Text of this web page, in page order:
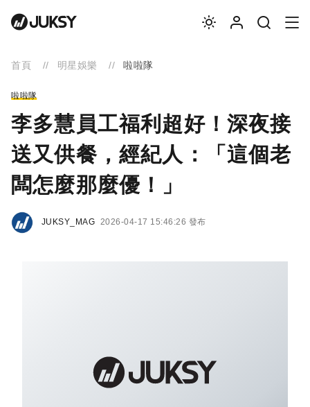
首頁 明星娛樂 啦啦隊
啦啦隊
李多慧員工福利超好！深夜接
送又供餐，經紀人：「這個老
闆怎麼那麼優！」
JUKSY_MAG 2026-04-17 15:46:26 發布